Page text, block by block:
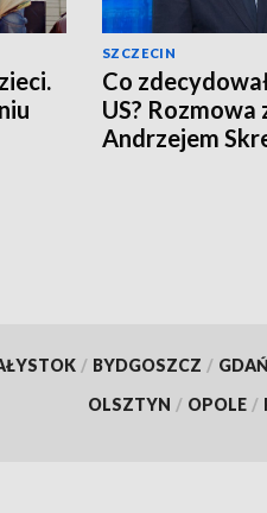
SZCZECIN
Co
US? Rozmowa
Andrzejem
/ BYDGOSZCZ /
OLSZTYN / OPOLE /